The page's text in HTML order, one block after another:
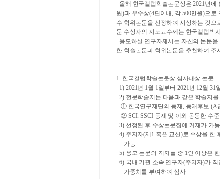
올해 한국갤럽학술논문상은 2021년
원)과 우수상(4편이내, 각 500만원)으
수 학위논문을 선정하여 시상하는 것으
문 수상자의 지도교수께는 한국갤럽박
응모하실 연구자께서는 자신의 논문
한 학술논문과 학위논문을 추천하여
1. 한국갤럽학술논문상 심사대상 논문
1) 2021년 1월 1일부터 2021년 12월
2) 전문학술지는 다음과 같은 학술지를
① 한국연구재단의 등재, 등재후보 (A
② SCI, SSCI 등재 및 이와 동등한 수
3) 선정된 후 수상논문집에 게재가 가
4) 주저자(제1 혹은 교신)로 수상을 한
가능
5) 응모 논문의 저자들 중 1인 이상은
6) 국내 기관 소속 연구자(주저자)가
가중치를 부여하여 심사